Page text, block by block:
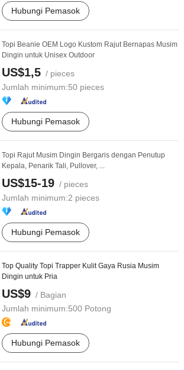
Hubungi Pemasok
Topi Beanie OEM Logo Kustom Rajut Bernapas Musim
Dingin untuk Unisex Outdoor
US$1,5 / pieces
Jumlah minimum:50 pieces
Hubungi Pemasok
Topi Rajut Musim Dingin Bergaris dengan Penutup
Kepala, Penarik Tali, Pullover, ...
US$15-19 / pieces
Jumlah minimum:2 pieces
Hubungi Pemasok
Top Quality Topi Trapper Kulit Gaya Rusia Musim
Dingin untuk Pria
US$9 / Bagian
Jumlah minimum:500 Potong
Hubungi Pemasok